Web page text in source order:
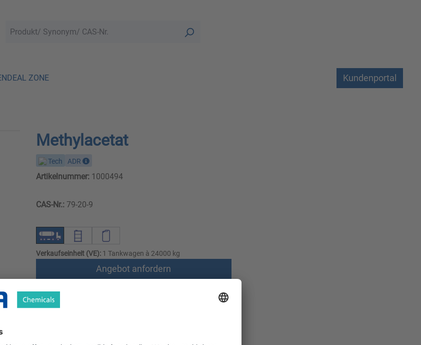
DEAL ZONE Kundenportal
Methylacetat
Tech ADR
Artikelnummer:1000494
CAS-Nr.:79-20-9
Verkaufseinheit (VE):1 Tankwagen à 24000 kg
Angebot anfordern
Versand nach Österreich und die Schweiz möglich